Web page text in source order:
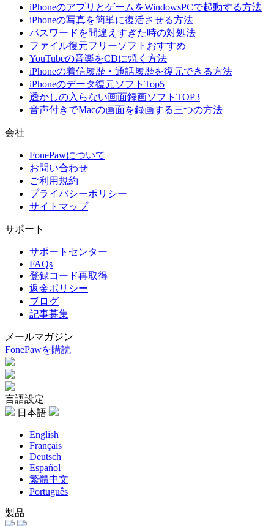
iPhoneのアプリとゲームをWindowsPCで起動する方法
iPhoneの写真を簡単に復活させる方法
パスワードを間違えすぎた時の対処法
ファイル復元フリーソフトおすすめ
YouTubeの音楽をCDに焼く方法
iPhoneの着信履歴・通話履歴を復元できる方法
iPhoneのデータ復元ソフトTop5
透かしの入らない画面録画ソフトTOP3
音声付きでMacの画面を録画する三つの方法
会社
FonePawについて
お問い合わせ
ご利用規約
プライバシーポリシー
サイトマップ
サポート
サポートセンター
FAQs
登録コード再取得
返金ポリシー
ブログ
記事募集
メールマガジン
FonePawを購読
言語設定
日本語
English
Français
Deutsch
Español
繁體中文
Português
製品